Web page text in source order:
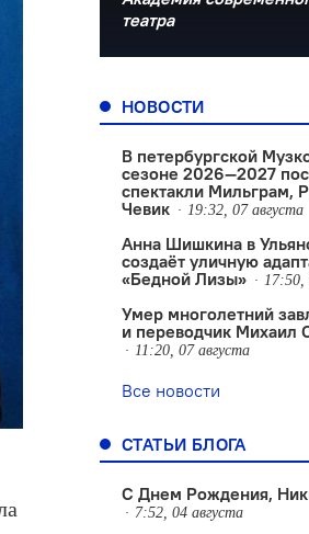
театра
НОВОСТИ
В петербургской
сезоне 2026—2027
спектакли Мильграм,
Чевик
19:32, 07 августа
Анна Шишкина в
создаëт уличную
«Бедной Лизы»
17:50,
Умер многолетний
и переводчик Михаил
11:20, 07 августа
Все новости
СТАТЬИ БЛОГА
С Днем Рождения,
7:52, 04 августа